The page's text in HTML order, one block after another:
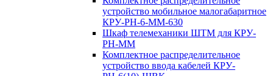
устройство мобильное малогабаритное
КРУ-РН-6-ММ-630
Шкаф телемеханики ШТМ для КРУ-
РН-ММ
Комплектное распределительное
устройство ввода кабелей КРУ-